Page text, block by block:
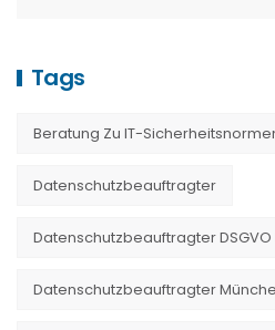
Tags
Beratung Zu IT-
Datenschutzbeauftragter
Datenschutzbeauftragter DSGVO
Datenschutzbeauftragter